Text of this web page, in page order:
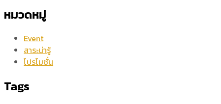
หมวดหมู่
Event
สาระน่ารู้
โปรโมชั่น
Tags